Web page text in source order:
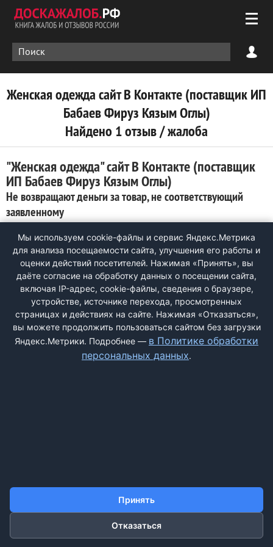
Женская одежда сайт В Контакте (поставщик ИП
Бабаев Фируз Кязым Оглы)
Найдено 1 отзыв / жалоба
"Женская одежда" сайт В Контакте (поставщик
ИП Бабаев Фируз Кязым Оглы)
Не возвращают деньги за товар, не соответствующий
заявленному
Интернет-магазин "Женская одежда" (продавец-поставщик
ИП Бабаев Фируз Кязым Оглы) пишет о возврате и замене
товара. В итоге присылает товар через СДЭК, без права
вскрытия и примерки без оплаты. В результате товар не
соответствует заявленному размеру. Продавец отказывается
возвращать ...
ПОЛИТИКА ОБРАБОТКИ ПЕРСОНАЛЬНЫХ ДАННЫХ
Мы используем cookie-файлы и сервис Яндекс.Метрика
для анализа посещаемости сайта, улучшения его работы и
оценки действий посетителей. Нажимая «Принять», вы
даёте согласие на обработку данных о посещении сайта,
включая IP-адрес, cookie-файлы, сведения о браузере,
устройстве, источнике перехода, просмотренных
страницах и действиях на сайте. Нажимая «Отказаться»,
вы можете продолжить пользоваться сайтом без загрузки
Яндекс.Метрики. Подробнее — в Политике обработки
персональных данных.
Принять
Отказаться